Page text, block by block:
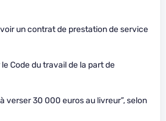
un contrat de prestation de service
Code du travail de la part de
verser 30 000 euros au livreur”, selon